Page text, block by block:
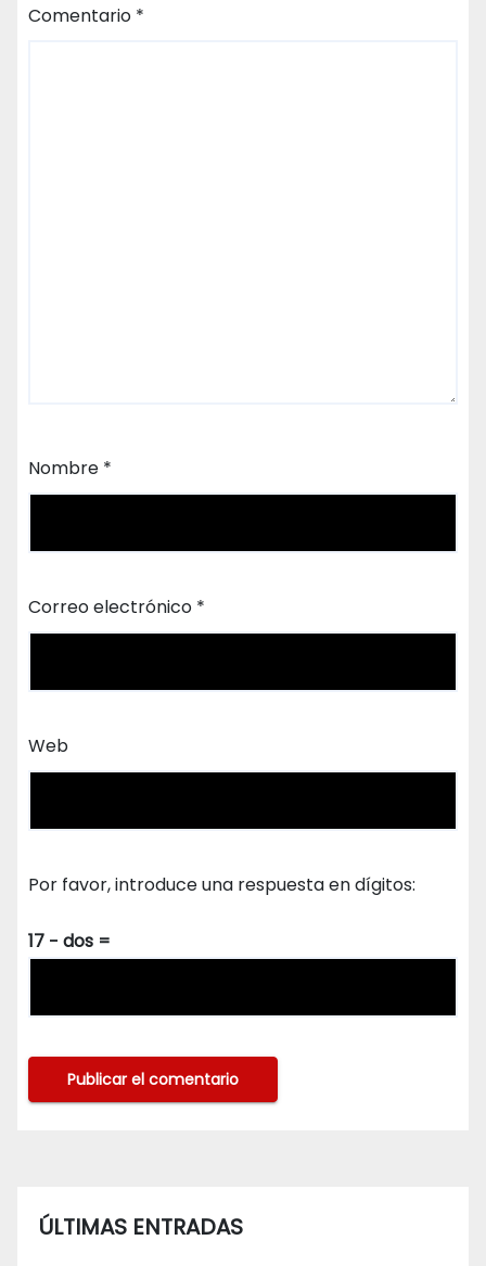
Comentario *
Nombre *
Correo electrónico *
Web
Por favor, introduce una respuesta en dígitos:
17 − dos =
ÚLTIMAS ENTRADAS